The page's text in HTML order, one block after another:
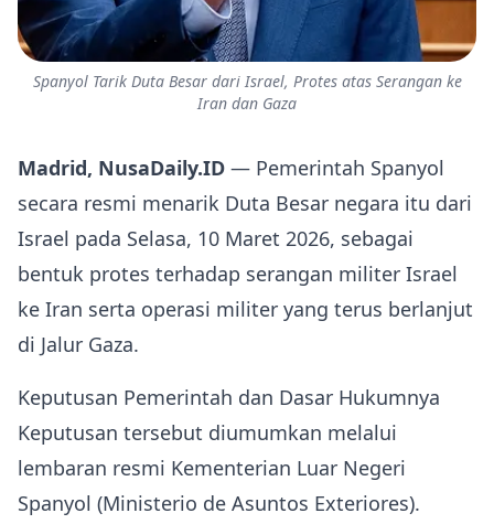
Spanyol Tarik Duta Besar dari Israel, Protes atas Serangan ke
Iran dan Gaza
Madrid, NusaDaily.ID — Pemerintah Spanyol
secara resmi menarik Duta Besar negara itu dari
Israel pada Selasa, 10 Maret 2026, sebagai
bentuk protes terhadap serangan militer Israel
ke Iran serta operasi militer yang terus berlanjut
di Jalur Gaza.
Keputusan Pemerintah dan Dasar Hukumnya
Keputusan tersebut diumumkan melalui
lembaran resmi Kementerian Luar Negeri
Spanyol (Ministerio de Asuntos Exteriores).